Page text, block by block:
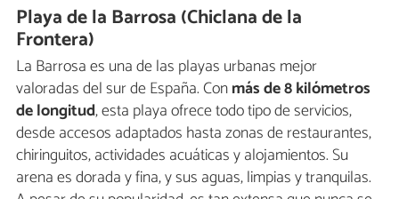
Playa de la Barrosa (Chiclana de la
Frontera)
La Barrosa es una de las playas urbanas mejor
valoradas del sur de España. Conmás de 8 kilómetros
de longitud, esta playa ofrece todo tipo de servicios,
desde accesos adaptados hasta zonas de restaurantes,
chiringuitos, actividades acuáticas y alojamientos. Su
arena es dorada y fina, y sus aguas, limpias y tranquilas.